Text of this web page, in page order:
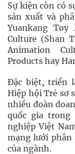
Sự kiện còn có
sản xuất và
Yuankang Toy
Culture (Shan
Animation
Products hay
Đặc biệt, triển
Hiệp hội Trẻ sơ
nhiều đoàn
quốc gia trong
nghiệp Việt
mạng lưới phân
của ngành.